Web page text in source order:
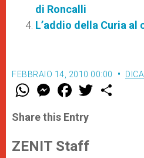
di Roncalli
L’addio della Curia
FEBBRAIO 14, 2010 00:00
W
t
s
p
p
M
e
s
e
g
e
F
a
e
b
o
k
w
Share this Entry
ZENIT Staff